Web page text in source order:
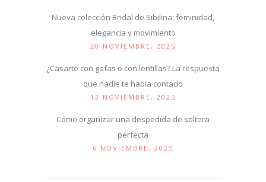
Nueva colección Bridal de Sibilina: feminidad,
elegancia y movimiento
20 NOVIEMBRE, 2025
¿Casarte con gafas o con lentillas? La respuesta
que nadie te había contado
13 NOVIEMBRE, 2025
Cómo organizar una despedida de soltera
perfecta
6 NOVIEMBRE, 2025